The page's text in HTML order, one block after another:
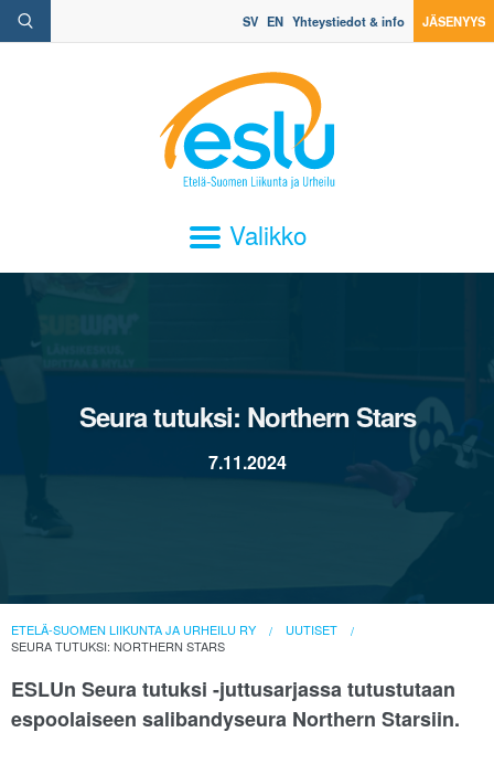
SV EN Yhteystiedot & info JÄSENYYS
Valikko
Seura tutuksi: Northern Stars
7.11.2024
ETELÄ-SUOMEN LIIKUNTA JA URHEILU RY
UUTISET
SEURA TUTUKSI: NORTHERN STARS
ESLUn Seura tutuksi -juttusarjassa tutustutaan
espoolaiseen salibandyseura Northern Starsiin.